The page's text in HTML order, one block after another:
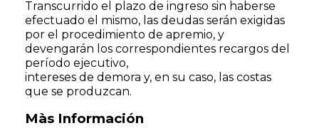
Transcurrido el plazo de ingreso sin haberse
efectuado el mismo, las deudas serán exigidas
por el procedimiento de apremio, y
devengarán los correspondientes recargos del
período ejecutivo,
intereses de demora y, en su caso, las costas
que se produzcan.
Màs Información